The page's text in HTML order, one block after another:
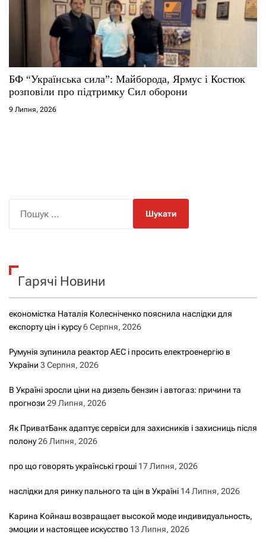
БФ “Українська сила”: Майборода, Ярмус і Костюк
розповіли про підтримку Сил оборони
9 Липня, 2026
к
Гарячі Новини
економістка Наталія Колесніченко пояснила наслідки для
експорту цін і курсу6 Серпня, 2026
Румунія зупинила реактор АЕС і просить електроенергію в
України 3 Серпня, 2026
В Україні зросли ціни на дизель бензин і автогаз: причини та
прогнози 29 Липня, 2026
Як ПриватБанк адаптує сервіси для захисників і захисниць після
полону26 Липня, 2026
про що говорять українські гроші 17 Липня, 2026
наслідки для ринку пального та цін в Україні 14 Липня, 2026
Карина Койнаш возвращает высокой моде индивидуальность,
эмоции и настоящее искусство 13 Липня, 2026